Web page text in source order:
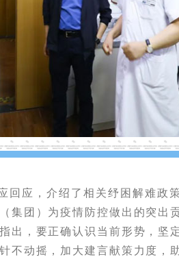
回应，介绍了相关纾困解难政
集团）为疫情防控做出的突出
出，要正确认识当前形势，坚
不动摇，加大建言献策力度，